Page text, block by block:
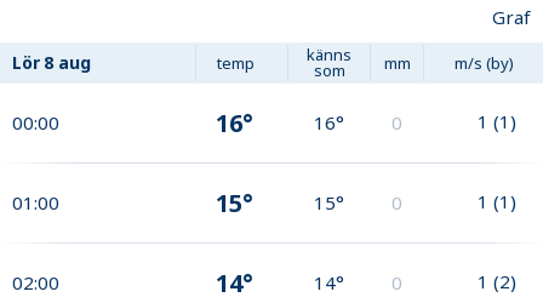
Graf
Lör 8 aug temp känns
som mm m/s (by)
00:00 16° 16° 0 1 (1)
01:00 15° 15° 0 1 (1)
02:00 14° 14° 0 1 (2)